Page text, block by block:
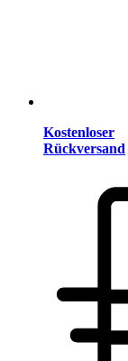
Kostenloser
Rückversand